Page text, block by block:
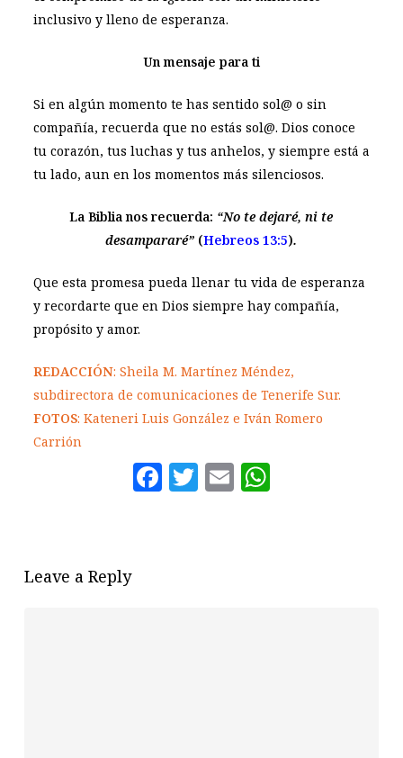
inclusivo y lleno de esperanza.
Un mensaje para ti
Si en algún momento te has sentido sol@ o sin
compañía, recuerda que no estás sol@. Dios conoce
tu corazón, tus luchas y tus anhelos, y siempre está a
tu lado, aun en los momentos más silenciosos.
La Biblia nos recuerda: “No te dejaré, ni te
desampararé” (Hebreos 13:5).
Que esta promesa pueda llenar tu vida de esperanza
y recordarte que en Dios siempre hay compañía,
propósito y amor.
REDACCIÓN: Sheila M. Martínez Méndez,
subdirectora de comunicaciones de Tenerife Sur.
FOTOS: Kateneri Luis González e Iván Romero
Carrión
Facebook
Twitter
Email
Leave a Reply